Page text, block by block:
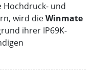
Hochdruck- und
wird dieWinmate
ihrer IP69K-